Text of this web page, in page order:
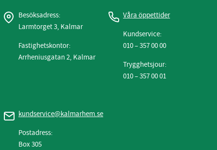
Besöksadress:
Larmtorget 3, Kalmar
Fastighetskontor:
Arrheniusgatan 2, Kalmar
Våra öppettider
Kundservice:
010 – 357 00 00
Trygghetsjour:
010 – 357 00 01
kundservice@kalmarhem.se
Postadress:
Box 305